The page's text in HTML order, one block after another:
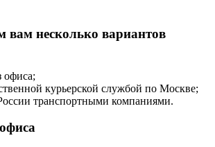
вам несколько вариантов
офиса;
курьерской службой по Москве;
транспортными компаниями.